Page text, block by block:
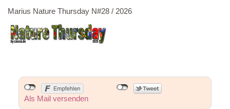
Marius Nature Thursday N#28 / 2026
Als Mail versenden